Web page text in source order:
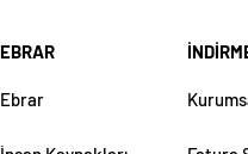
EBRAR
Ebrar